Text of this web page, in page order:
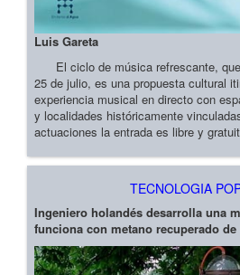
Luis Gareta
El ciclo de música refrescante, que
25 de julio, es una propuesta cultural
experiencia musical en directo con
y localidades históricamente
actuaciones la entrada es libre y
TECNOLOGIA
Ingeniero holandés desarrolla una
funciona con metano recuperado